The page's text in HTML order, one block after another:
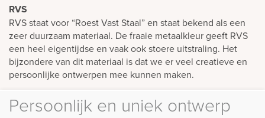
RVS
RVS staat voor “Roest Vast Staal” en staat bekend als een
zeer duurzaam materiaal. De fraaie metaalkleur geeft RVS
een heel eigentijdse en vaak ook stoere uitstraling. Het
bijzondere van dit materiaal is dat we er veel creatieve en
persoonlijke ontwerpen mee kunnen maken.
Persoonlijk en uniek ontwerp